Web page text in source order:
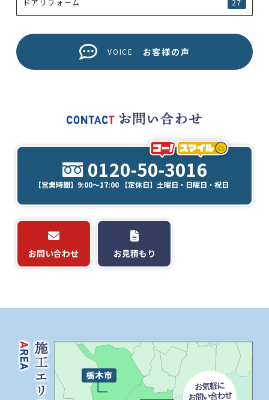
VOICE お客様の声
0120-50-3016
【営業時間】9:00～17:00 【定休日】土曜日・日曜日・祝日
お問い合わせ お見積もり